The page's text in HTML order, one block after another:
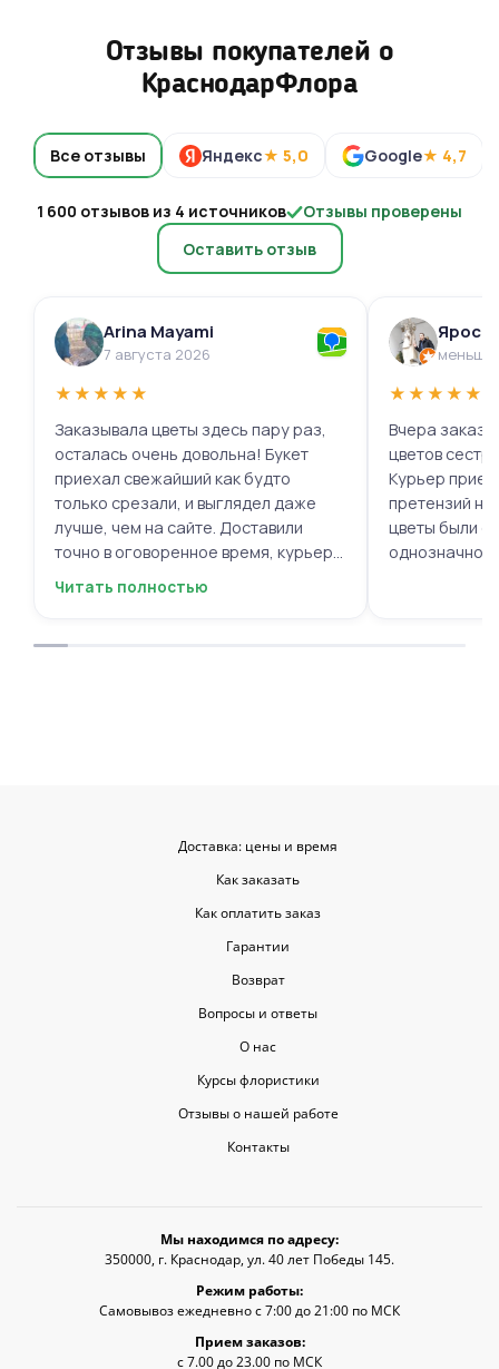
Отзывы покупателей о
КраснодарФлора
Все отзывы Яндекс★ 5,0 Google★ 4,7
1 600 отзывов из 4 источников
Отзывы проверены
Оставить отзыв
Arina Mayami
7 августа 2026
★★★★★
Заказывала цветы здесь пару раз,
осталась очень довольна! Букет
приехал свежайший как будто
только срезали, и выглядел даже
лучше, чем на сайте. Доставили
точно в оговоренное время, курьер
вежливый, ещё и открытку с тёплыми
приятными. Однозначно буду
Читать полностью
меньше
★★★★★
Вчера
цветов
Курьер
претензий
цветы были
однозначно.
Доставка: цены и время
Как заказать
Как оплатить заказ
Гарантии
Возврат
Вопросы и ответы
О нас
Курсы флористики
Отзывы о нашей работе
Контакты
Мы находимся по адресу:
350000, г. Краснодар, ул. 40 лет Победы 145.
Режим работы:
Самовывоз ежедневно с 7:00 до 21:00 по МСК
Прием заказов:
с 7.00 до 23.00 по МСК